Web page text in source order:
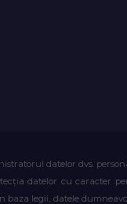
datelor dvs.
datelor cu caracter
baza legii, datele